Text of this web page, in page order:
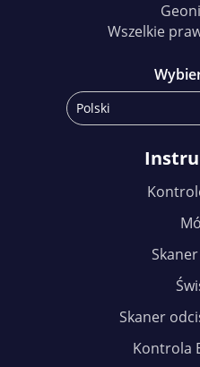
Wszelkie
Polski
Skaner
Kontrola